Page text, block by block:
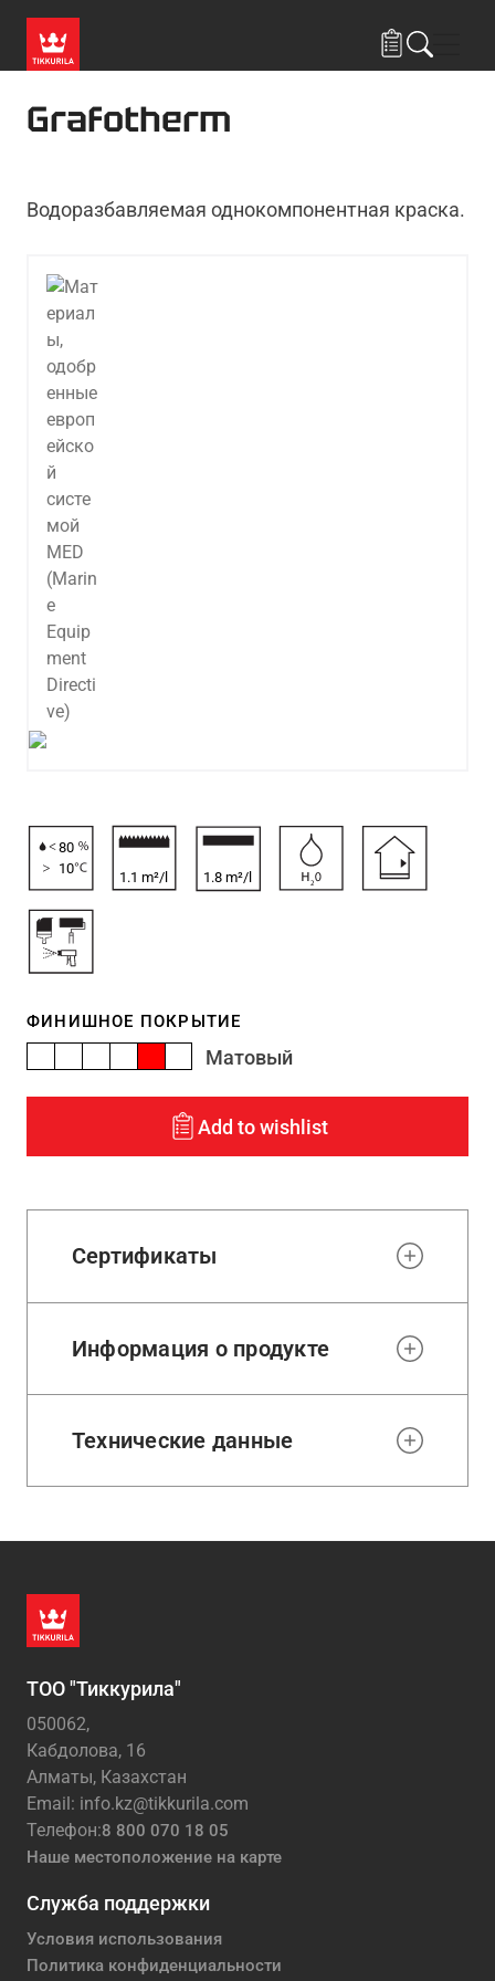
Grafotherm
Водоразбавляемая однокомпонентная краска.
80
10
1.1 m²/l 1.8 m²/l
ФИНИШНОЕ ПОКРЫТИЕ
Матовый
Add to wishlist
Сертификаты
Информация о продукте
Технические данные
ТОО "Тиккурила"
050062,
Кабдолова, 16
Алматы, Казахстан
Email: info.kz@tikkurila.com
Телефон:8 800 070 18 05
Наше местоположение на карте
Служба поддержки
Условия использования
Политика конфиденциальности